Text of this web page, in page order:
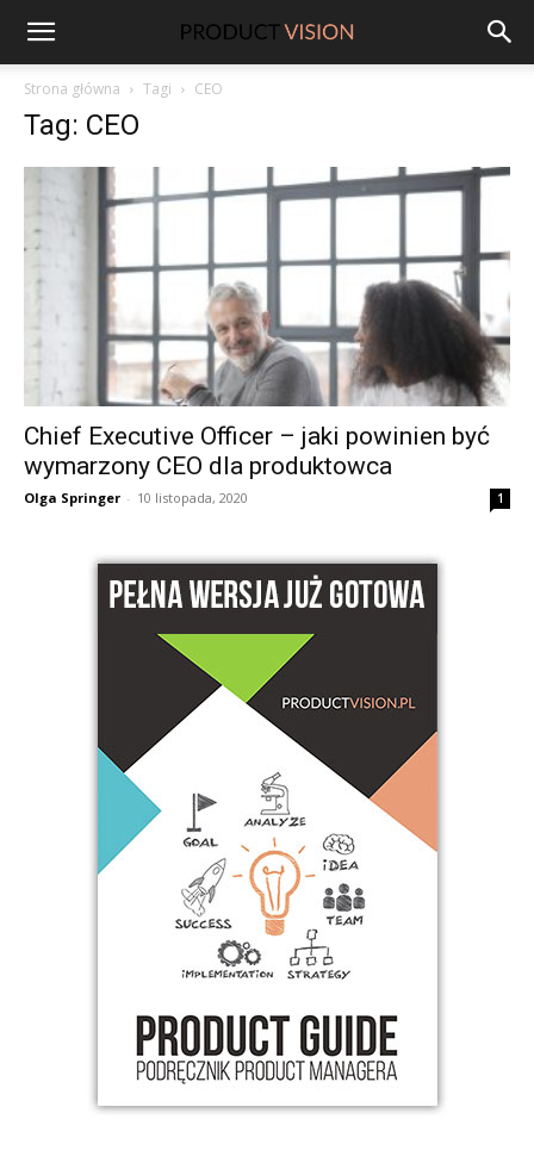
ProductVision
Strona główna Tagi CEO
Tag: CEO
Chief Executive Officer – jaki powinien być
wymarzony CEO dla produktowca
Olga Springer - 10 listopada, 2020 1